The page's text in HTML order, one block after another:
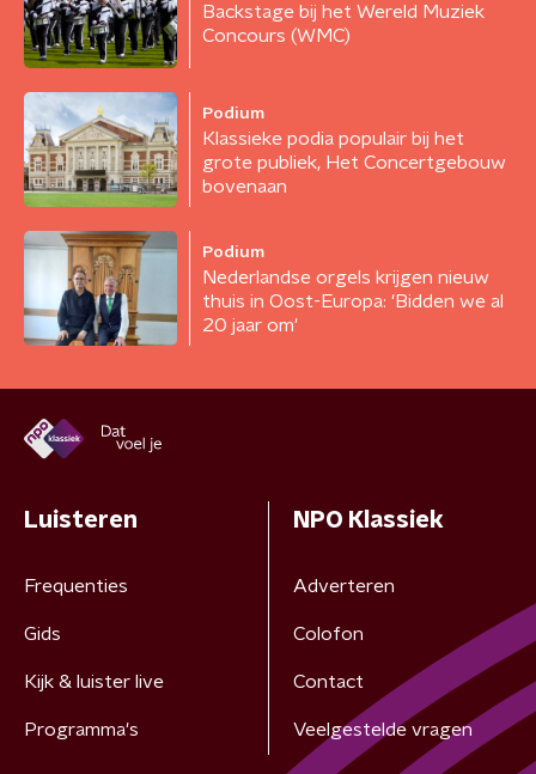
Backstage bij het Wereld Muziek
Concours (WMC)
Podium
Klassieke podia populair bij het
grote publiek, Het Concertgebouw
bovenaan
Podium
Nederlandse orgels krijgen nieuw
thuis in Oost-Europa: 'Bidden we al
20 jaar om'
Luisteren
Frequenties
Gids
Kijk & luister live
Programma's
NPO Klassiek
Adverteren
Colofon
Contact
Veelgestelde vragen